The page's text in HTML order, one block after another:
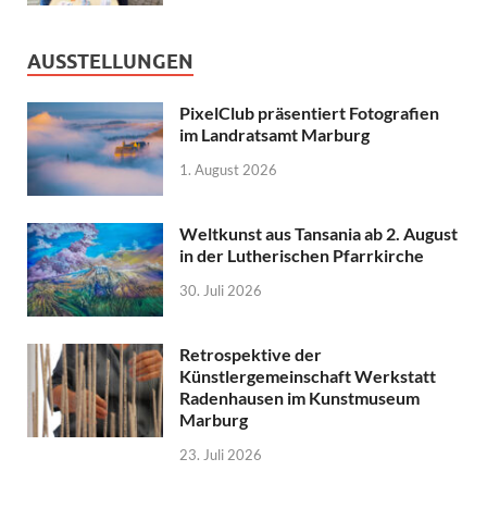
AUSSTELLUNGEN
PixelClub präsentiert Fotografien
im Landratsamt Marburg
1. August 2026
Weltkunst aus Tansania ab 2. August
in der Lutherischen Pfarrkirche
30. Juli 2026
Retrospektive der
Künstlergemeinschaft Werkstatt
Radenhausen im Kunstmuseum
Marburg
23. Juli 2026